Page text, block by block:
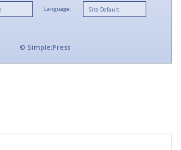
Language:
© Simple:Press